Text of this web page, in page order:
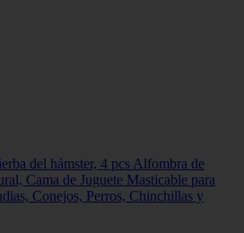
del hámster, 4 pcs Alfombra de
Cama de Juguete Masticable para
Conejos, Perros, Chinchillas y